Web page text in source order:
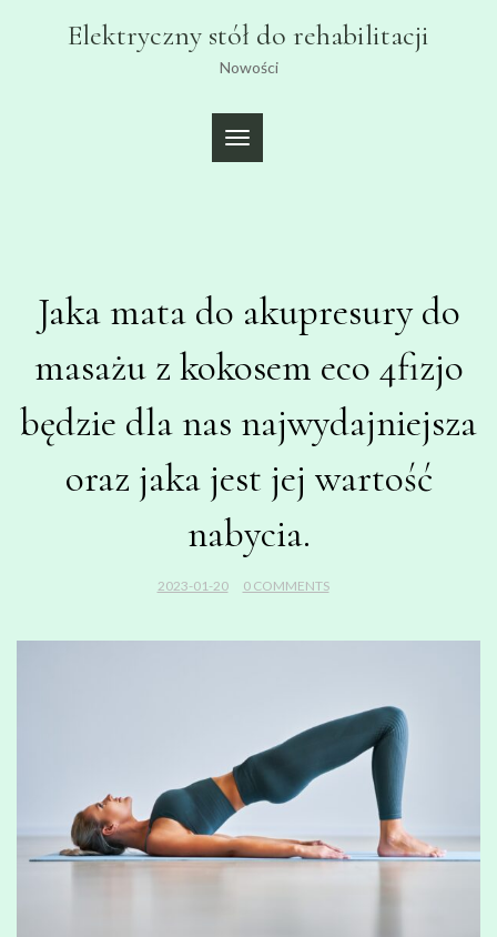
Elektryczny stół do rehabilitacji
Nowości
TOGGLE
NAVIGATION
Jaka mata do akupresury do
masażu z kokosem eco 4fizjo
będzie dla nas najwydajniejsza
oraz jaka jest jej wartość
nabycia.
2023-01-20 0 COMMENTS